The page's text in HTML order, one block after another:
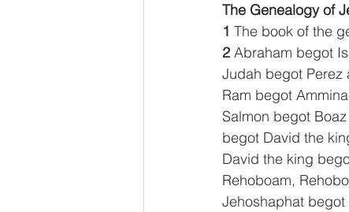
The Genealogy of
1 The book of the
2 Abraham begot
Judah begot Perez
Ram begot
Salmon begot
begot David the
David the king
Rehoboam,
Jehoshaphat